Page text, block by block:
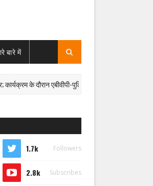
बारे में
दौरान एबीवीपी-पुलिस विवाद में कैंट थाना प्रभारी निलंबित
1.7k Followers
2.8k Subscribes